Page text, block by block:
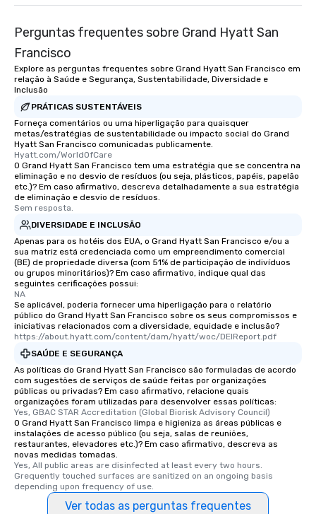
Perguntas frequentes sobre Grand Hyatt San
Francisco
Explore as perguntas frequentes sobre Grand Hyatt San Francisco em
relação à Saúde e Segurança, Sustentabilidade, Diversidade e
Inclusão
PRÁTICAS SUSTENTÁVEIS
Forneça comentários ou uma hiperligação para quaisquer
metas/estratégias de sustentabilidade ou impacto social do Grand
Hyatt San Francisco comunicadas publicamente.
Hyatt.com/WorldOfCare
O Grand Hyatt San Francisco tem uma estratégia que se concentra na
eliminação e no desvio de resíduos (ou seja, plásticos, papéis, papelão
etc.)? Em caso afirmativo, descreva detalhadamente a sua estratégia
de eliminação e desvio de resíduos.
Sem resposta.
DIVERSIDADE E INCLUSÃO
Apenas para os hotéis dos EUA, o Grand Hyatt San Francisco e/ou a
sua matriz está credenciada como um empreendimento comercial
(BE) de propriedade diversa (com 51% de participação de indivíduos
ou grupos minoritários)? Em caso afirmativo, indique qual das
seguintes cerificações possui:
NA
Se aplicável, poderia fornecer uma hiperligação para o relatório
público do Grand Hyatt San Francisco sobre os seus compromissos e
iniciativas relacionados com a diversidade, equidade e inclusão?
https://about.hyatt.com/content/dam/hyatt/woc/DEIReport.pdf
SAÚDE E SEGURANÇA
As políticas do Grand Hyatt San Francisco são formuladas de acordo
com sugestões de serviços de saúde feitas por organizações
públicas ou privadas? Em caso afirmativo, relacione quais
organizações foram utilizadas para desenvolver essas políticas:
Yes, GBAC STAR Accreditation (Global Biorisk Advisory Council)
O Grand Hyatt San Francisco limpa e higieniza as áreas públicas e
instalações de acesso público (ou seja, salas de reuniões,
restaurantes, elevadores etc.)? Em caso afirmativo, descreva as
novas medidas tomadas.
Yes, All public areas are disinfected at least every two hours.
Grequently touched surfaces are sanitized on an ongoing basis
depending upon frequency of use.
Ver todas as perguntas frequentes